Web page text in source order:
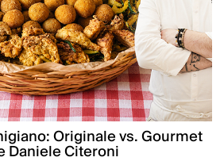
Originale vs. Gourmet
Daniele Citeroni